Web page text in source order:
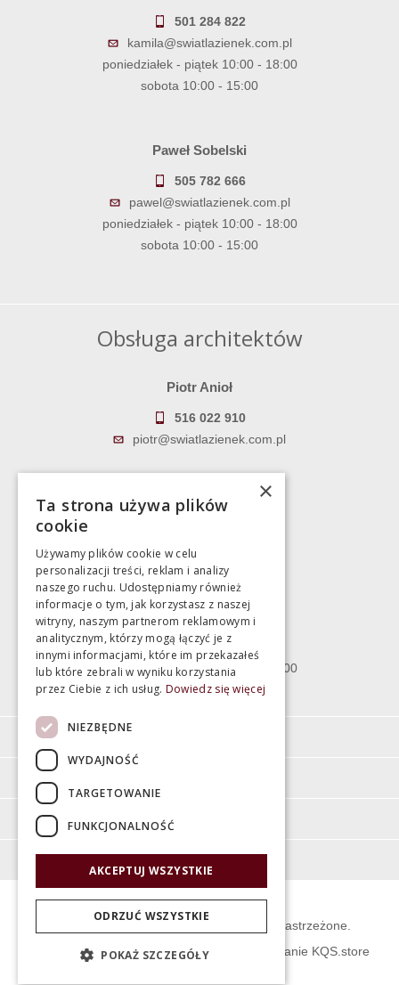
501 284 822
kamila@swiatlazienek.com.pl
poniedziałek - piątek 10:00 - 18:00
sobota 10:00 - 15:00
Paweł Sobelski
505 782 666
pawel@swiatlazienek.com.pl
poniedziałek - piątek 10:00 - 18:00
sobota 10:00 - 15:00
Obsługa architektów
Piotr Anioł
516 022 910
piotr@swiatlazienek.com.pl
783 043 083
Magazyn
Bartycka 24/26 Hala 100
00-716 Warszawa
poniedziałek - piątek 10:00 - 18:00
sobota 10:00 - 15:00
Moje konto
O firmie
© Świat Łazienek XXI w. Wszelkie prawa zastrzeżone.
Projekt graficzny KQSDesign: Oprogramowanie KQS.store
×
Ta strona używa plików
cookie
Używamy plików cookie w celu
personalizacji treści, reklam i analizy
naszego ruchu. Udostępniamy również
informacje o tym, jak korzystasz z naszej
witryny, naszym partnerom reklamowym i
analitycznym, którzy mogą łączyć je z
innymi informacjami, które im przekazałeś
lub które zebrali w wyniku korzystania
przez Ciebie z ich usług. Dowiedz się więcej
NIEZBĘDNE
WYDAJNOŚĆ
TARGETOWANIE
FUNKCJONALNOŚĆ
AKCEPTUJ WSZYSTKIE
ODRZUĆ WSZYSTKIE
POKAŻ SZCZEGÓŁY